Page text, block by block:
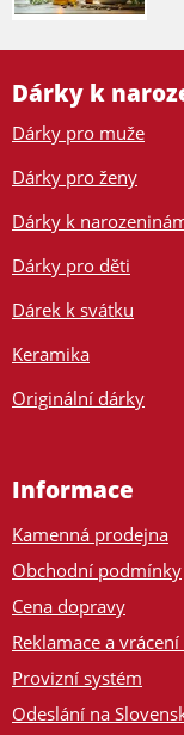
Dárky k
Dárky pro muže
Dárky pro ženy
Dárky k
Dárky pro děti
Dárek k svátku
Keramika
Originální dárky
Informace
Kamenná prodejna
Obchodní podmínky
Cena dopravy
Reklamace a
Provizní systém
Odeslání na